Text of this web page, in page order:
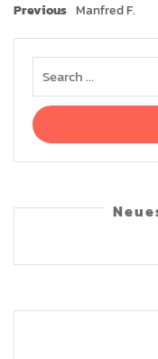
Previous Manfred F.